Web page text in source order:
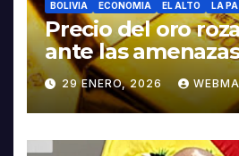
BOLIVIA ECONOMIA EL ALTO LA
Precio del oro
ante las
contra Irán
29 ENERO, 2026